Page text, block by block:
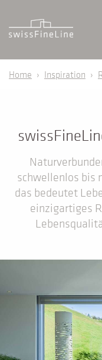
Home › Inspiration ›
schwellenlos bis
das bedeutet
einzigartiges